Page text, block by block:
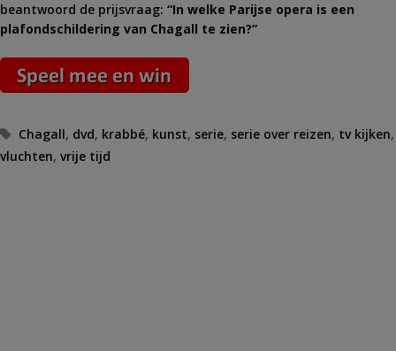
beantwoord de prijsvraag: “In welke Parijse opera is een
plafondschildering van Chagall te zien?”
Tags
Chagall, dvd, krabbé, kunst, serie, serie over reizen, tv kijken,
vluchten, vrije tijd